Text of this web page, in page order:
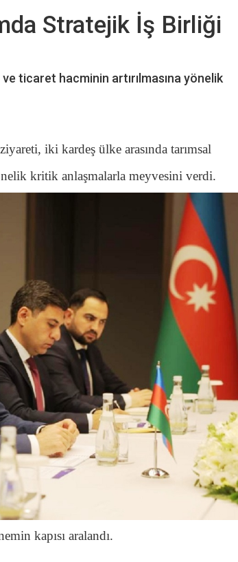
Stratejik İş Birliği
ticaret hacminin artırılmasına yönelik
iki kardeş ülke arasında tarımsal
kritik anlaşmalarla meyvesini verdi.
kapısı aralandı.